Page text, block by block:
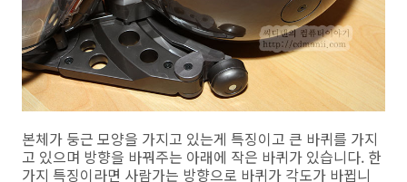
본체가 둥근 모양을 가지고 있는게 특징이고 큰 바퀴를 가지
고 있으며 방향을 바꿔주는 아래에 작은 바퀴가 있습니다. 한
가지 특징이라면 사람가는 방향으로 바퀴가 각도가 바뀝니